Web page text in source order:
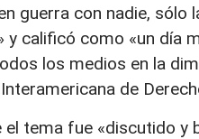
guerra con nadie, sólo
y calificó como «un día
los medios en la
de
el tema fue «discutido y